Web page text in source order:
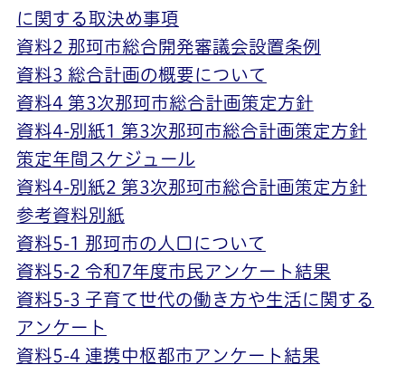
に関する取決め事項
資料2 那珂市総合開発審議会設置条例
資料3 総合計画の概要について
資料4 第3次那珂市総合計画策定方針
資料4-別紙1 第3次那珂市総合計画策定方針
策定年間スケジュール
資料4-別紙2 第3次那珂市総合計画策定方針
参考資料別紙
資料5-1 那珂市の人口について
資料5-2 令和7年度市民アンケート結果
資料5-3 子育て世代の働き方や生活に関する
アンケート
資料5-4 連携中枢都市アンケート結果